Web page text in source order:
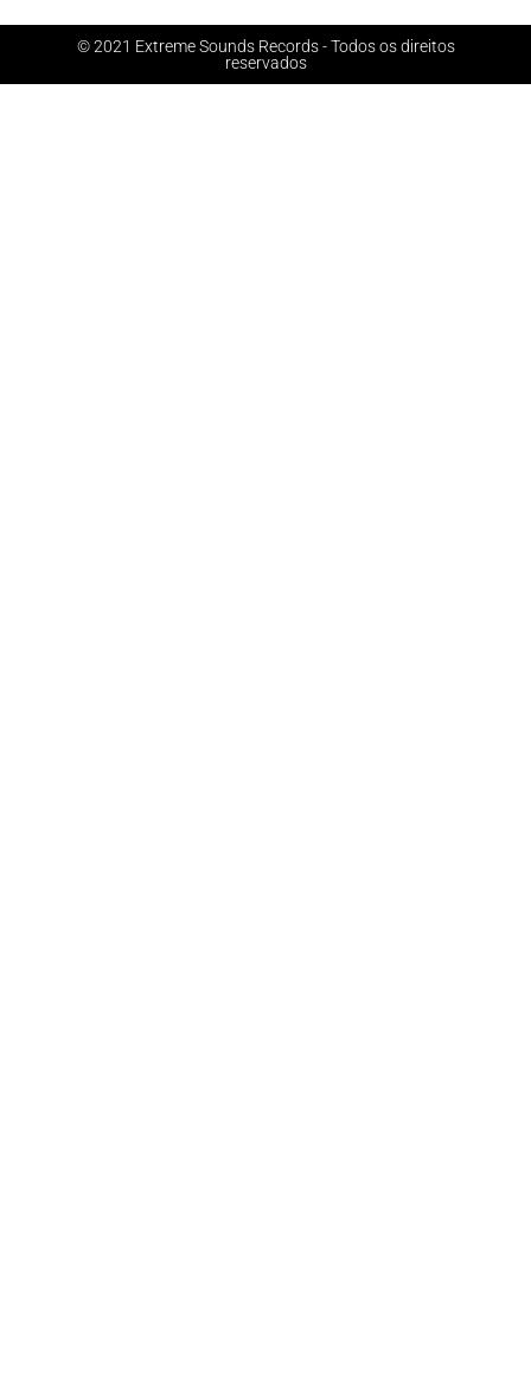
© 2021 Extreme Sounds Records - Todos os direitos
reservados